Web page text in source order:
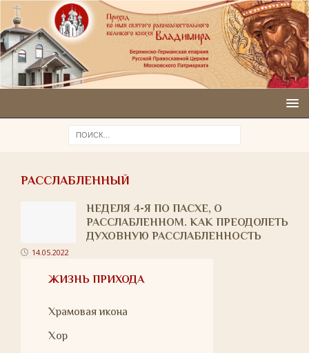
РАССЛАБЛЕННЫЙ
НЕДЕЛЯ 4-Я ПО ПАСХЕ, О
РАССЛАБЛЕННОМ. КАК ПРЕОДОЛЕТЬ
ДУХОВНУЮ РАССЛАБЛЕННОСТЬ
14.05.2022
ЖИЗНЬ ПРИХОДА
Храмовая икона
Хор